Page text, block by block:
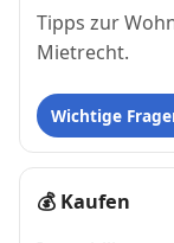
Tipps zur
Mietrecht.
Wichtige
💰 Kaufen